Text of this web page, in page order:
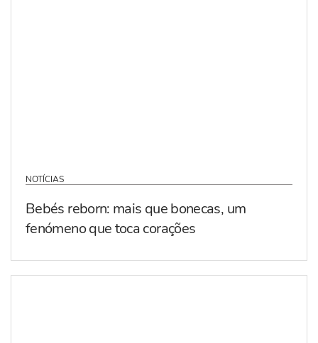
NOTÍCIAS
Bebés reborn: mais que bonecas, um
fenómeno que toca corações